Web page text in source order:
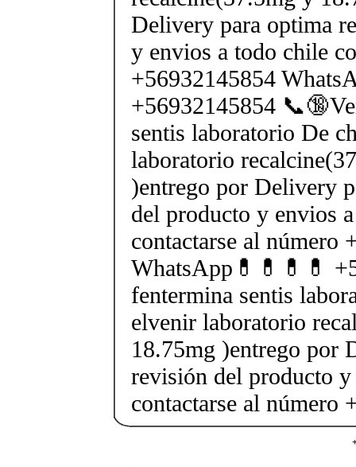
Delivery para optima
y envios a todo chile
+56932145854
+56932145854
sentis laboratorio De
laboratorio
)entrego por Delivery
del producto y envios
contactarse al número
WhatsApp💊💊💊💊
fentermina sentis
elvenir laboratorio
18.75mg )entrego por
revisión del producto
contactarse al número